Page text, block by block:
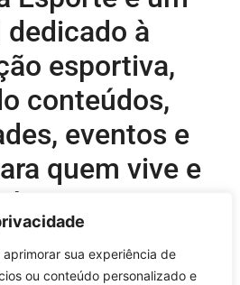
sua experiência de
ou conteúdo personalizado e
à
esportiva,
conteúdos,
eventos e
quem vive e
o esporte.
e comercial do site:
flavio@onboardsports.net